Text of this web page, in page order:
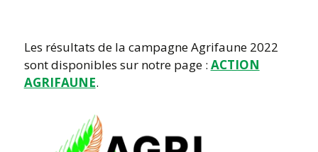
Les résultats de la campagne Agrifaune 2022
sont disponibles sur notre page : ACTION
AGRIFAUNE.